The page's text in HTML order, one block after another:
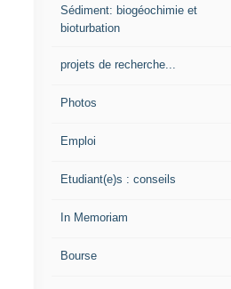
Sédiment: biogéochimie et
bioturbation
projets de recherche...
Photos
Emploi
Etudiant(e)s : conseils
In Memoriam
Bourse